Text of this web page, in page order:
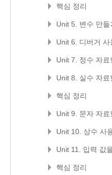
핵심 정리
Unit 5. 변수 만들
Unit 6. 디버거 사
Unit 7. 정수 자료
Unit 8. 실수 자료
핵심 정리
Unit 9. 문자 자료
Unit 10. 상수 사
Unit 11. 입력 값
핵심 정리